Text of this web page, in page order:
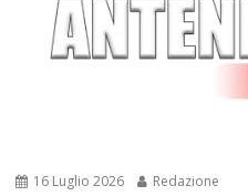
16 Luglio 2026 Redazione